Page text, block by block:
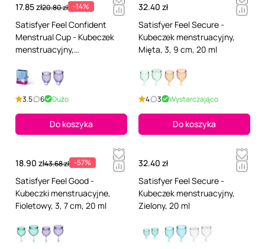
17.85 zł20.80 zł -14%
Satisfyer Feel Confident
Menstrual Cup - Kubeczek
menstruacyjny,
3.5 6 Dużo
Do koszyka
32.40 zł
Satisfyer Feel Secure -
Kubeczek menstruacyjny,
Mięta, 3, 9 cm, 20 ml
4 3 Wystarczająco
Do koszyka
18.90 zł43.68 zł -57%
Satisfyer Feel Good -
Kubeczki menstruacyjne,
Fioletowy, 3, 7 cm, 20 ml
32.40 zł
Satisfyer Feel Secure -
Kubeczek menstruacyjny,
Zielony, 20 ml